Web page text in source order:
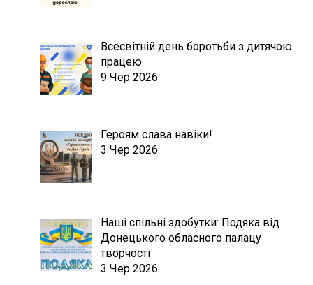
Всесвітній день боротьби з дитячою
працею
9 Чер 2026
Героям слава навіки!
3 Чер 2026
Наші спільні здобутки: Подяка від
Донецького обласного палацу
творчості
3 Чер 2026